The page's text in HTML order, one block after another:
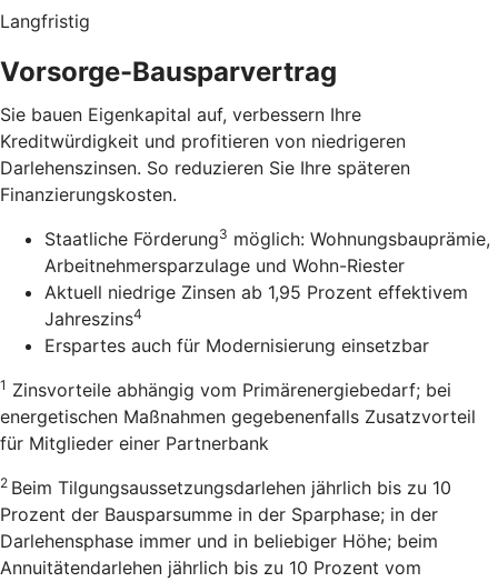
Langfristig
Vorsorge-Bausparvertrag
Sie bauen Eigenkapital auf, verbessern Ihre
Kreditwürdigkeit und profitieren von niedrigeren
Darlehenszinsen. So reduzieren Sie Ihre späteren
Finanzierungskosten.
Staatliche Förderung3 möglich: Wohnungsbauprämie,
Arbeitnehmersparzulage und Wohn-Riester
Aktuell niedrige Zinsen ab 1,95 Prozent effektivem
Jahreszins4
Erspartes auch für Modernisierung einsetzbar
1 Zinsvorteile abhängig vom Primärenergiebedarf; bei
energetischen Maßnahmen gegebenenfalls Zusatzvorteil
für Mitglieder einer Partnerbank
2 Beim Tilgungsaussetzungsdarlehen jährlich bis zu 10
Prozent der Bausparsumme in der Sparphase; in der
Darlehensphase immer und in beliebiger Höhe; beim
Annuitätendarlehen jährlich bis zu 10 Prozent vom